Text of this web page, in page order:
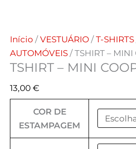
Início / VESTUÁRIO / T-SHIRTS
AUTOMÓVEIS / TSHIRT – MINI
TSHIRT – MINI
13,00 €
COR DE
ESTAMPAGEM